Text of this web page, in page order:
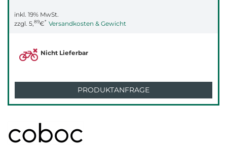
inkl. 19% MwSt.
zzgl. 5,89€* Versandkosten & Gewicht
Nicht Lieferbar
PRODUKTANFRAGE